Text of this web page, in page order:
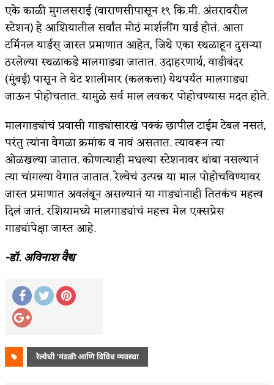
एके काळी मुगलसराई (वाराणसीपासून १९ कि.मी. अंतरावरील
स्टेशन) हे आशियातील सर्वांत मोठं मार्शलींग यार्ड होतं. आता
टर्मिनल यार्डस् जास्त प्रमाणात आहेत, जिथे एका स्थळाहून दुसऱ्या
ठरलेल्या स्थळाकडे मालगाड्या जातात. उदाहरणार्थ, वाडीबंदर
(मुंबई) पासून ते थेट शालीमार (कलकत्ता) येथपर्यंत मालगाड्या
जाऊन पोहोचतात. यामुळे सर्व माल लवकर पोहोचण्यास मदत होते.
मालगाड्यांचं प्रवासी गाड्यांसारखं पक्कं छापील टाईम टेबल नसतं,
परंतु त्यांना वेगळा क्रमांक व नावं असतात. त्यावरून त्या
ओळखल्या जातात. कोणत्याही मधल्या स्टेशनावर थांबा नसल्यानं
त्या चांगल्या वेगात जातात. रेल्वेचं उत्पन्न या माल पोहोचविण्यावर
जास्त प्रमाणात अवलंबून असल्यानं या गाड्यांनाही तितकंच महत्त्व
दिलं जातं. रशियामध्ये मालगाड्यांचं महत्त्व मेल एक्सप्रेस
गाड्यांपेक्षा जास्त आहे.
-डॉ. अविनाश वैद्य
रेल्वेची ‘मंडळी' आणि विविध व्यवस्था